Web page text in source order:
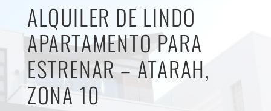
ALQUILER DE LINDO
APARTAMENTO PARA
ESTRENAR – ATARAH,
ZONA 10